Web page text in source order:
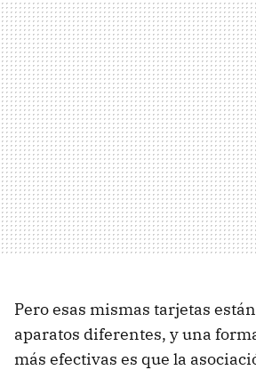
Pero esas mismas tarjetas
aparatos diferentes, y una
más efectivas es que la